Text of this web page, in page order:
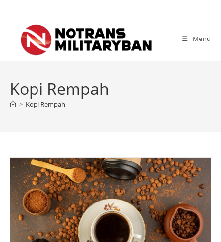
content
Menu
Kopi Rempah
> Kopi Rempah